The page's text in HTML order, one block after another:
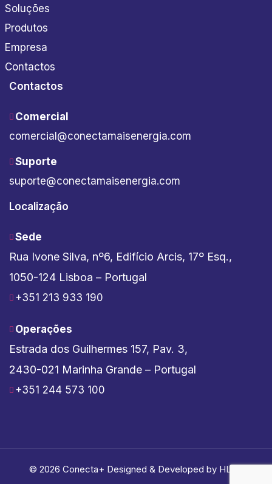
Soluções
Produtos
Empresa
Contactos
Contactos
Comercial
comercial@conectamaisenergia.com
Suporte
suporte@conectamaisenergia.com
Localização
Sede
Rua Ivone Silva, nº6, Edifício Arcis, 17º Esq.,
1050-124 Lisboa – Portugal
+351 213 933 190
Operações
Estrada dos Guilhermes 157, Pav. 3,
2430-021 Marinha Grande – Portugal
+351 244 573 100
© 2026 Conecta+ Designed & Developed by HLink